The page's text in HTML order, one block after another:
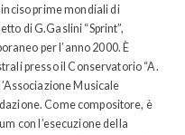
prime mondiali di
di G.Gaslini “Sprint”,
per l’anno 2000. È
presso il Conservatorio “A.
Musicale
Come compositore, è
con l’esecuzione della